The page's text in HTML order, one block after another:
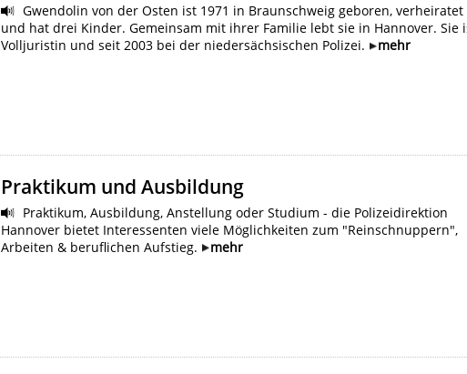
Gwendolin von der Osten ist 1971 in Braunschweig geboren, verheiratet
und hat drei Kinder. Gemeinsam mit ihrer Familie lebt sie in Hannover. Sie
Volljuristin und seit 2003 bei der niedersächsischen Polizei.
mehr
Praktikum und Ausbildung
Praktikum, Ausbildung, Anstellung oder Studium - die Polizeidirektion
Hannover bietet Interessenten viele Möglichkeiten zum "Reinschnuppern",
Arbeiten & beruflichen Aufstieg.
mehr